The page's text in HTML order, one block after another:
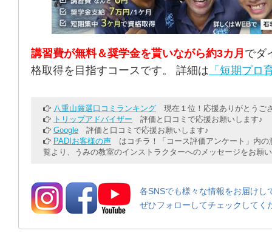
講習費が無料＆奨学金を貰いながら約3カ月 でダ
格取得を目指すコースです。 詳細は 「短期プロ
八重山厳選口コミランキング 現在１位！応援ありがとうご
トリップアドバイザー 評価と口コミで応援お願いします♪
Google 評価と口コミで応援お願いします♪
PADIお客様の声 はコチラ！「コース評価アンケート」内の
覧より、うみの教室のインストラクターへのメッセージをお願
各SNSでも様々な情報をお届けし
ぜひフォローしてチェックしてく